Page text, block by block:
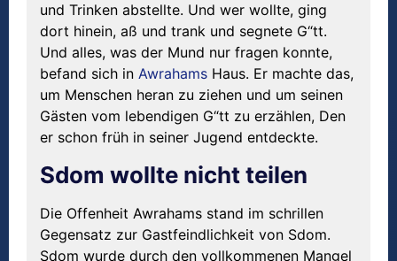
und Trinken abstellte. Und wer wollte, ging
dort hinein, aß und trank und segnete G“tt.
Und alles, was der Mund nur fragen konnte,
befand sich in Awrahams Haus. Er machte das,
um Menschen heran zu ziehen und um seinen
Gästen vom lebendigen G“tt zu erzählen, Den
er schon früh in seiner Jugend entdeckte.
Sdom wollte nicht teilen
Die Offenheit Awrahams stand im schrillen
Gegensatz zur Gastfeindlichkeit von Sdom.
Sdom wurde durch den vollkommenen Mangel